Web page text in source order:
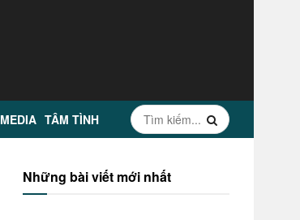
MEDIA TÂM TÌNH
Những bài viết mới nhất